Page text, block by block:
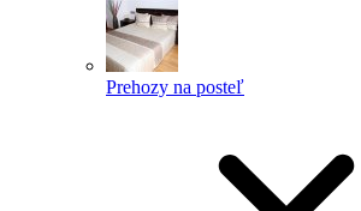
Prehozy na posteľ